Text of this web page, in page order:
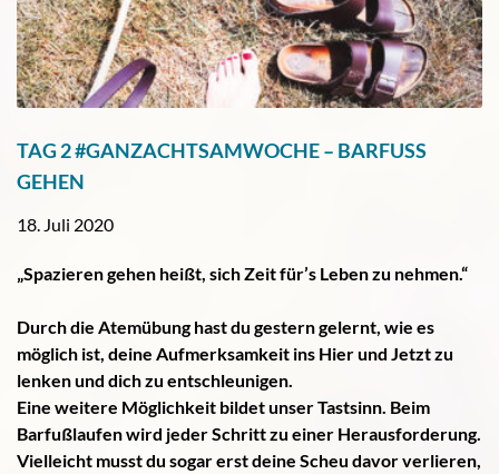
TAG 2 #GANZACHTSAMWOCHE – BARFUSS G
EHEN
18. Juli 2020
„Spazieren gehen heißt, sich Zeit für’s Leben zu nehmen.“
Durch die Atemübung hast du gestern gelernt, wie es
möglich ist, deine Aufmerksamkeit ins Hier und Jetzt zu
lenken und dich zu entschleunigen.
Eine weitere Möglichkeit bildet unser Tastsinn. Beim
Barfußlaufen wird jeder Schritt zu einer Herausforderung.
Vielleicht musst du sogar erst deine Scheu davor verlieren,